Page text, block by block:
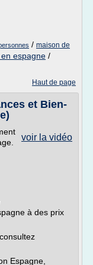
/ maison de
espagne /
Haut de page
et Bien-
voir la vidéo
à des prix
Espagne,